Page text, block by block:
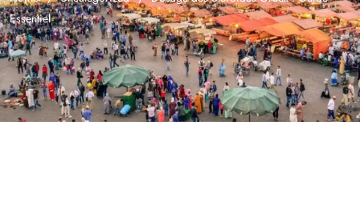
Essentiel